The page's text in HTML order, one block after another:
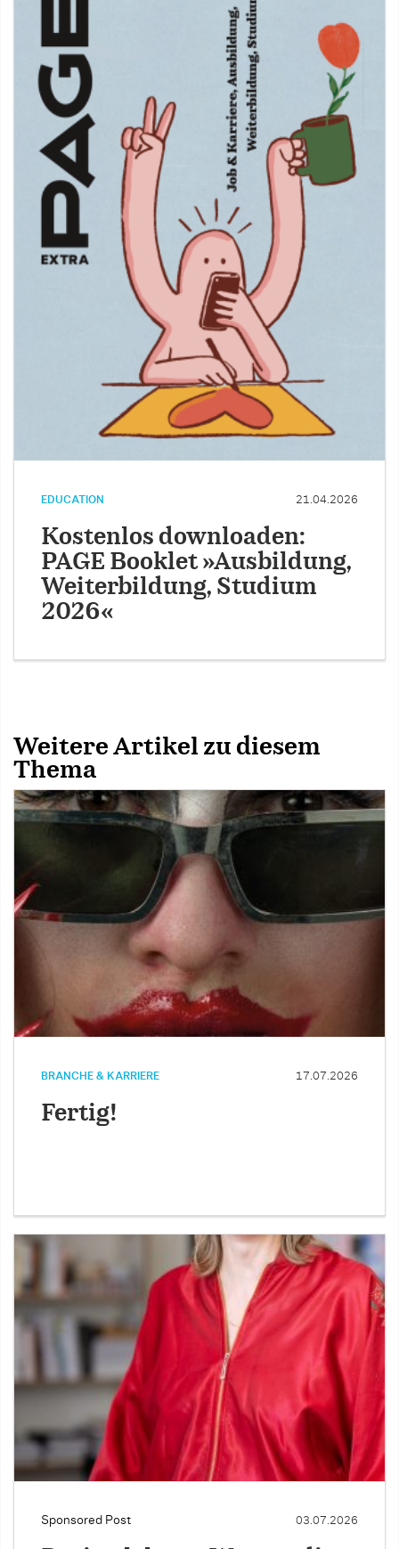
EDUCATION 21.04.2026
Kostenlos downloaden:
PAGE Booklet »Ausbildung,
Weiterbildung, Studium
2026«
Weitere Artikel zu diesem
Thema
BRANCHE & KARRIERE 17.07.2026
Fertig!
Sponsored Post 03.07.2026